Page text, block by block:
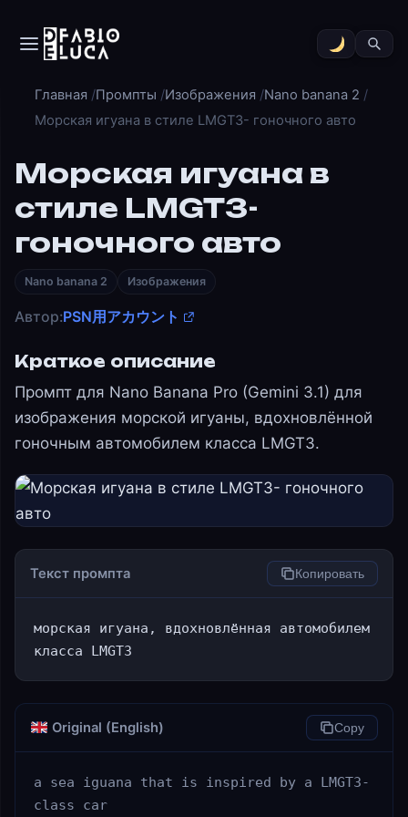
Главная Промпты Изображения
Nano banana 2
Морская игуана в стиле LMGT3- гоночного авто
Морская игуана в
стиле LMGT3-
гоночного авто
Nano banana 2 Изображения
Автор:PSN用アカウント
Краткое описание
Промпт для Nano Banana Pro (Gemini 3.1) для
изображения морской игуаны, вдохновлённой
гоночным автомобилем класса LMGT3.
Текст промпта Копировать
морская игуана, вдохновлённая автомобилем
класса LMGT3
Original (English) Copy
a sea iguana that is inspired by a LMGT3-
class car